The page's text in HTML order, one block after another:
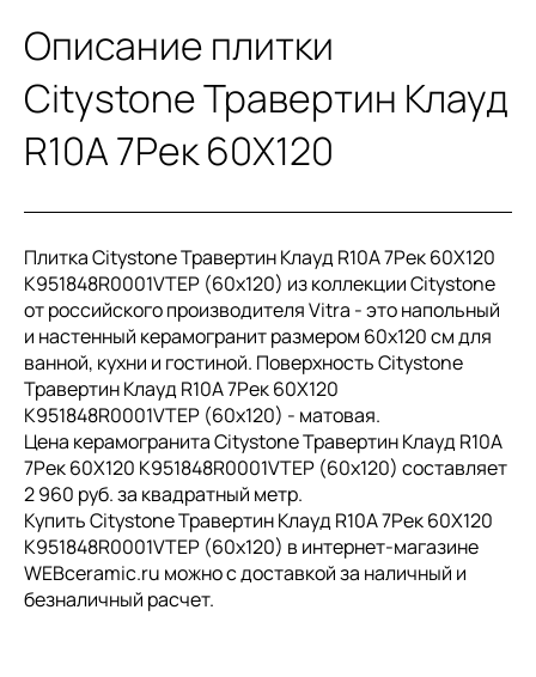
Описание плитки
Citystone Травертин Клауд
R10A 7Рек 60X120
Плитка Citystone Травертин Клауд R10A 7Рек 60X120
K951848R0001VTEP (60x120) из коллекции Citystone
от российского производителя Vitra - это напольный
и настенный керамогранит размером 60x120 см для
ванной, кухни и гостиной. Поверхность Citystone
Травертин Клауд R10A 7Рек 60X120
K951848R0001VTEP (60x120) - матовая.
Цена керамогранита Citystone Травертин Клауд R10A
7Рек 60X120 K951848R0001VTEP (60x120) составляет
2 960 руб. за квадратный метр.
Купить Citystone Травертин Клауд R10A 7Рек 60X120
K951848R0001VTEP (60x120) в интернет-магазине
WEBceramic.ru можно с доставкой за наличный и
безналичный расчет.